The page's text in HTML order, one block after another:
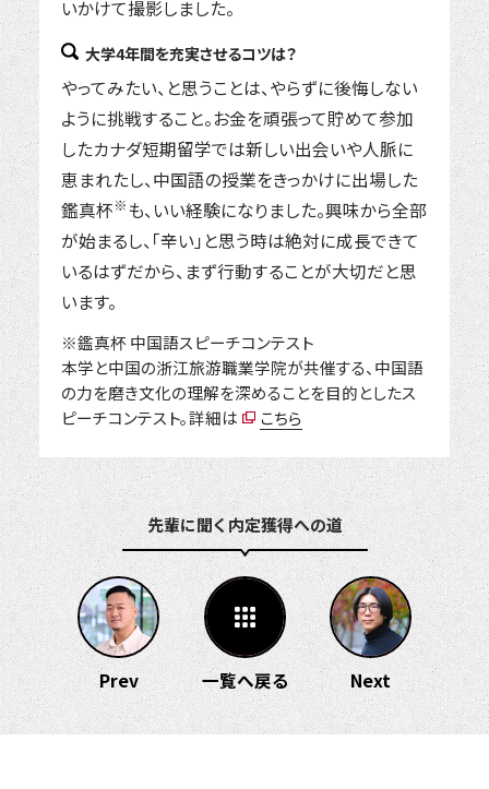
いかけて撮影しました。
大学4年間を充実させるコツは？
やってみたい、と思うことは、やらずに後悔しない
ように挑戦すること。お金を頑張って貯めて参加
したカナダ短期留学では新しい出会いや人脈に
恵まれたし、中国語の授業をきっかけに出場した
鑑真杯※ も、いい経験になりました。興味から全部
が始まるし、「辛い」と思う時は絶対に成長できて
いるはずだから、まず行動することが大切だと思
います。
※鑑真杯 中国語スピーチコンテスト
本学と中国の浙江旅游職業学院が共催する、中国語
の力を磨き文化の理解を深めることを目的としたス
ピーチコンテスト。詳細は
こちら
先輩に聞く 内定獲得への道
Prev 一覧へ戻る Next